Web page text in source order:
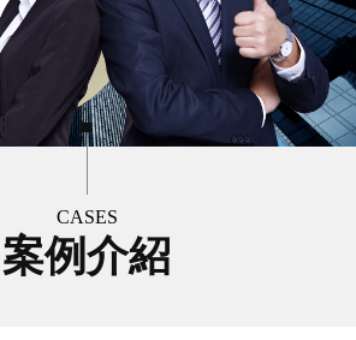
CASES
案例介紹